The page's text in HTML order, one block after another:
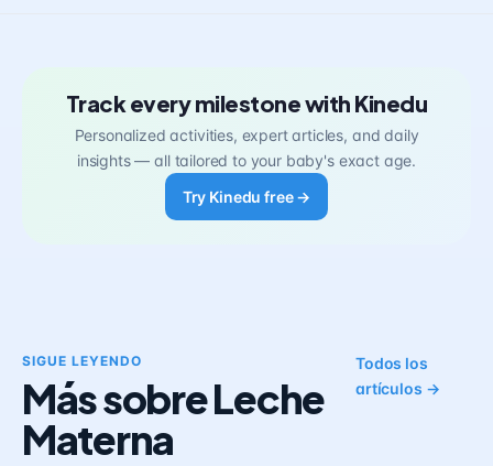
Track every milestone with Kinedu
Personalized activities, expert articles, and daily
insights — all tailored to your baby's exact age.
Try Kinedu free →
SIGUE LEYENDO
Más sobre Leche
Materna
Todos los
artículos →